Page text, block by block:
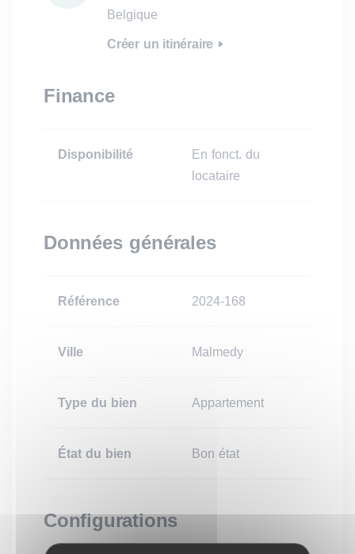
Belgique
Créer un itinéraire
Finance
Disponibilité
En fonct. du
locataire
Données générales
Référence 2024-168
Ville Malmedy
Type du bien Appartement
État du bien Bon état
Configurations